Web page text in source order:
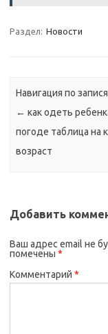
Раздел: Новости
Навигация по
← как одеть
погоде таблица на
возраст
Добавить
Ваш адрес email не
помечены *
Комментарий *